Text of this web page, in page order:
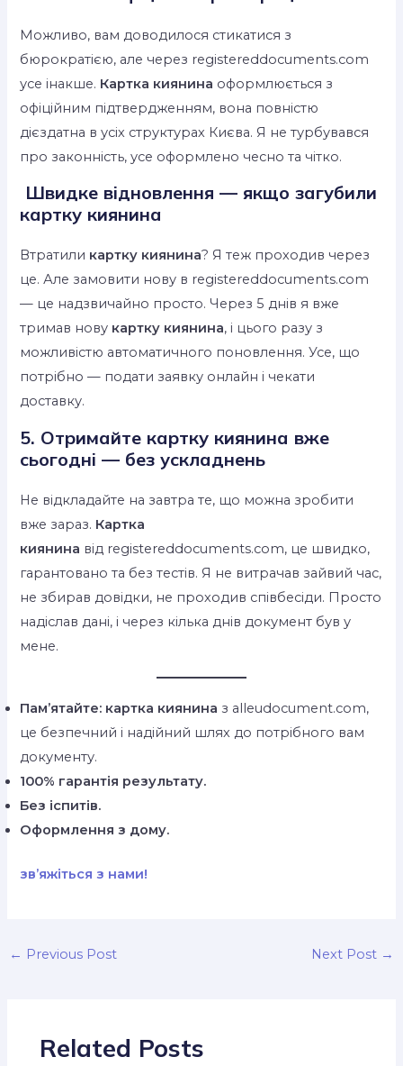
Можливо, вам доводилося стикатися з
бюрократією, але через registereddocuments.com
усе інакше. Картка киянина оформлюється з
офіційним підтвердженням, вона повністю
дієздатна в усіх структурах Києва. Я не турбувався
про законність, усе оформлено чесно та чітко.
Швидке відновлення — якщо загубили
картку киянина
Втратили картку киянина? Я теж проходив через
це. Але замовити нову в registereddocuments.com
— це надзвичайно просто. Через 5 днів я вже
тримав нову картку киянина, і цього разу з
можливістю автоматичного поновлення. Усе, що
потрібно — подати заявку онлайн і чекати
доставку.
5. Отримайте картку киянина вже
сьогодні — без ускладнень
Не відкладайте на завтра те, що можна зробити
вже зараз. Картка
киянина від registereddocuments.com, це швидко,
гарантовано та без тестів. Я не витрачав зайвий час,
не збирав довідки, не проходив співбесіди. Просто
надіслав дані, і через кілька днів документ був у
мене.
Пам’ятайте: картка киянина з alleudocument.com,
це безпечний і надійний шлях до потрібного вам
документу.
100% гарантія результату.
Без іспитів.
Оформлення з дому.
зв’яжіться з нами!
← Previous Post Next Post →
Related Posts